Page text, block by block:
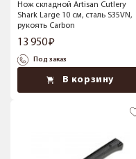
Нож складной Artisan Cutlery
Shark Large 10 см, сталь S35VN,
рукоять Carbon
13 950
Под заказ
В корзину